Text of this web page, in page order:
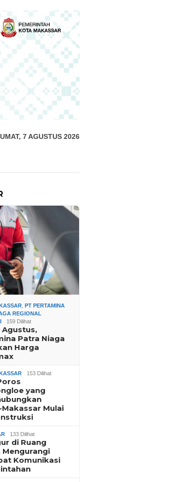
7 AGUSTUS 2026
,PT PERTAMINA
REGIONAL
159 Dilihat
Agustus,
Patra Niaga
Harga
153 Dilihat
yang
Mulai
133 Dilihat
di Ruang
Mengurangi
Komunikasi